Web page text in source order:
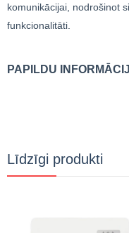
komunikācijai, nodrošinot
funkcionalitāti.
PAPILDU
Līdzīgi produkti